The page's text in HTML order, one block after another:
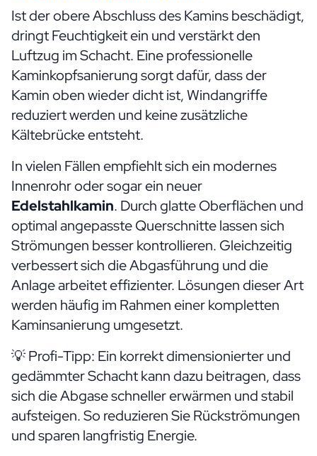
Ist der obere Abschluss des Kamins beschädigt,
dringt Feuchtigkeit ein und verstärkt den
Luftzug im Schacht. Eine professionelle
Kaminkopfsanierungsorgt dafür, dass der
Kamin oben wieder dicht ist, Windangriffe
reduziert werden und keine zusätzliche
Kältebrücke entsteht.
In vielen Fällen empfiehlt sich ein modernes
Innenrohr oder sogar ein neuer
Edelstahlkamin. Durch glatte Oberflächen und
optimal angepasste Querschnitte lassen sich
Strömungen besser kontrollieren. Gleichzeitig
verbessert sich die Abgasführung und die
Anlage arbeitet effizienter. Lösungen dieser Art
werden häufig im Rahmen einer kompletten
Kaminsanierung umgesetzt.
💡 Profi-Tipp: Ein korrekt dimensionierter und
gedämmter Schacht kann dazu beitragen, dass
sich die Abgase schneller erwärmen und stabil
aufsteigen. So reduzieren Sie Rückströmungen
und sparen langfristig Energie.